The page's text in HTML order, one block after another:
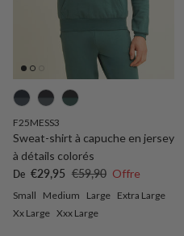
F25MESS3
Sweat-shirt à capuche en jersey
à détails colorés
Prix soldé
De €29,95 Prix habituel
€59,90 Offre
Small Medium Large Extra Large
Xx Large Xxx Large